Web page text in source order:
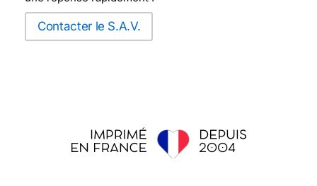
Contacter le S.A.V.